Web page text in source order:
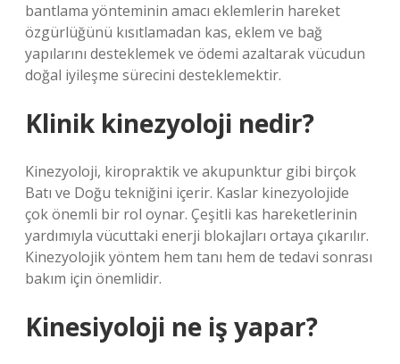
bantlama yönteminin amacı eklemlerin hareket
özgürlüğünü kısıtlamadan kas, eklem ve bağ
yapılarını desteklemek ve ödemi azaltarak vücudun
doğal iyileşme sürecini desteklemektir.
Klinik kinezyoloji nedir?
Kinezyoloji, kiropraktik ve akupunktur gibi birçok
Batı ve Doğu tekniğini içerir. Kaslar kinezyolojide
çok önemli bir rol oynar. Çeşitli kas hareketlerinin
yardımıyla vücuttaki enerji blokajları ortaya çıkarılır.
Kinezyolojik yöntem hem tanı hem de tedavi sonrası
bakım için önemlidir.
Kinesiyoloji ne iş yapar?